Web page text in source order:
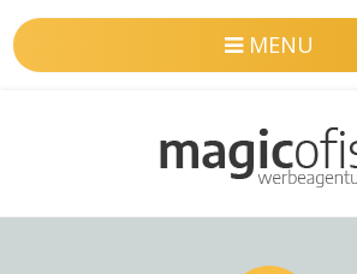
MENU